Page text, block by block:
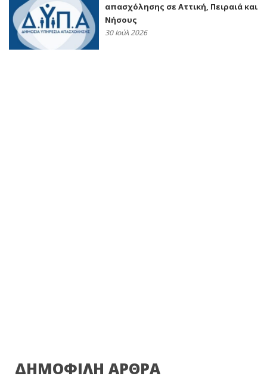
απασχόλησης σε Αττική, Πειραιά και
Νήσους
30 Ιούλ 2026
ΔΗΜΟΦΙΛΗ ΑΡΘΡΑ